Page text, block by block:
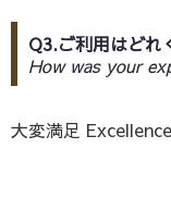
Q3.ご利用はどれ
How was your
大変満足 Excellence